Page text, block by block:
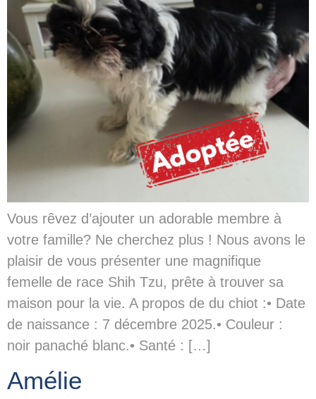
Vous rêvez d’ajouter un adorable membre à
votre famille? Ne cherchez plus ! Nous avons le
plaisir de vous présenter une magnifique
femelle de race Shih Tzu, prête à trouver sa
maison pour la vie. A propos de du chiot :• Date
de naissance : 7 décembre 2025.• Couleur :
noir panaché blanc.• Santé : […]
Amélie